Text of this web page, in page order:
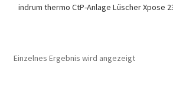
indrum thermo CtP-Anlage Lüscher Xpose
Einzelnes Ergebnis wird angezeigt